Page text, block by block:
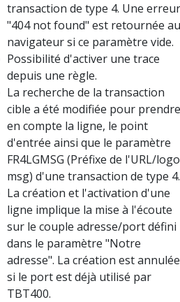
transaction de type 4. Une erreur
"404 not found" est retournée au
navigateur si ce paramètre vide.
Possibilité d'activer une trace
depuis une règle.
La recherche de la transaction
cible a été modifiée pour prendre
en compte la ligne, le point
d'entrée ainsi que le paramètre
FR4LGMSG (Préfixe de l'URL/
msg) d'une transaction de type 4.
La création et l'activation d'une
ligne implique la mise à l'écoute
sur le couple adresse/port défini
dans le paramètre "Notre
adresse". La création est annulée
si le port est déjà utilisé par
TBT400.